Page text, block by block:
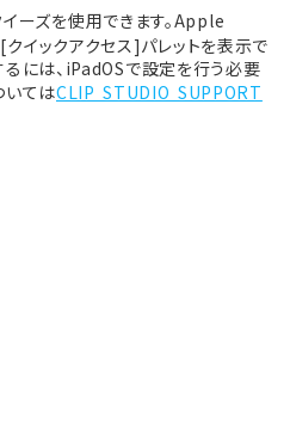
ズを使用できます。Apple
イックアクセス]パレットを表示で
るには、iPadOSで設定を行う必要
いてはCLIP STUDIO SUPPORT